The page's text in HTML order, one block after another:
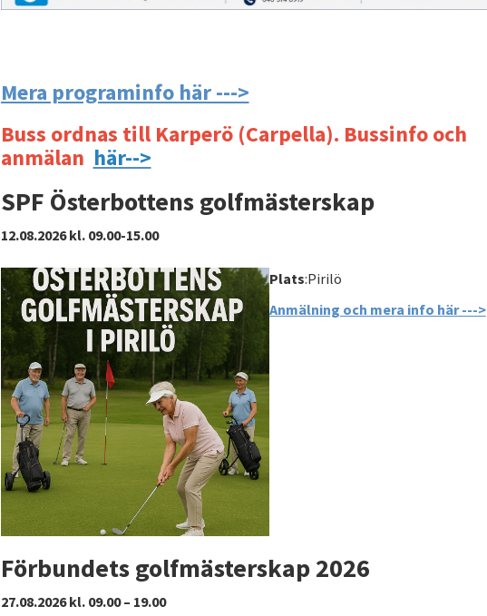
Mera programinfo här --->
Buss ordnas till Karperö (Carpella). Bussinfo och
anmälan här-->
SPF Österbottens golfmästerskap
12.08.2026 kl. 09.00-15.00
Plats:Pirilö
Anmälning och mera info här --->
Förbundets golfmästerskap 2026
27.08.2026 kl. 09.00 – 19.00